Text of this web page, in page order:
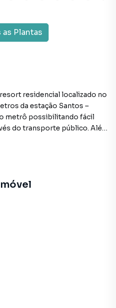
Plantas
residencial localizado no
da estação Santos –
metrô possibilitando fácil
do transporte público. Além
e Santa Cruz e com fácil